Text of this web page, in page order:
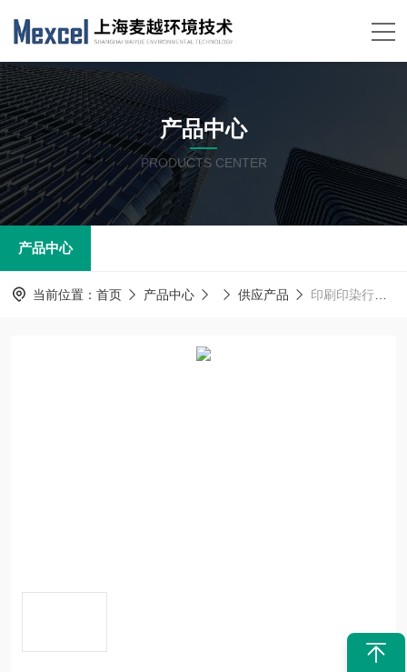
产品中心
PRODUCTS CENTER
产品中心
当前位置： 首页 产品中心 供应产品 印刷印染行业NOx预处理氮氧化物在线监测系统